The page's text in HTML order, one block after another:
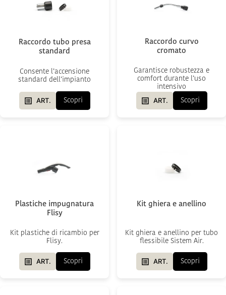
Raccordo tubo presa
standard
Consente l’accensione
standard dell’impianto
ART. Scopri
Raccordo curvo
cromato
Garantisce robustezza e
comfort durante l’uso
intensivo
ART. Scopri
Plastiche impugnatura
Flisy
Kit plastiche di ricambio per
Flisy.
ART. Scopri
Kit ghiera e anellino
Kit ghiera e anellino per tubo
flessibile Sistem Air.
ART. Scopri